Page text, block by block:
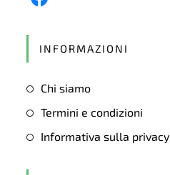
tab
INFORMAZIONI
Chi siamo
Termini e condizioni
Informativa sulla privacy